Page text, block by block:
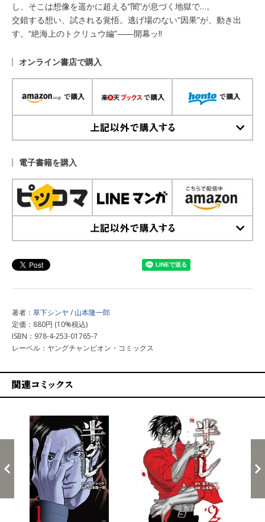
し、そこは想像を遥かに超える“闇”が息づく地獄で…。
交錯する想い、試される覚悟。逃げ場のない“因果”が、動き出
す。“絶海上のトクリュウ編”――開幕ッ!!
オンライン書店で購入
電子書籍を購入
著者： 草下シンヤ / 山本隆一郎
定価：880円 (10%税込)
ISBN：978-4-253-01765-7
レーベル：ヤングチャンピオン・コミックス